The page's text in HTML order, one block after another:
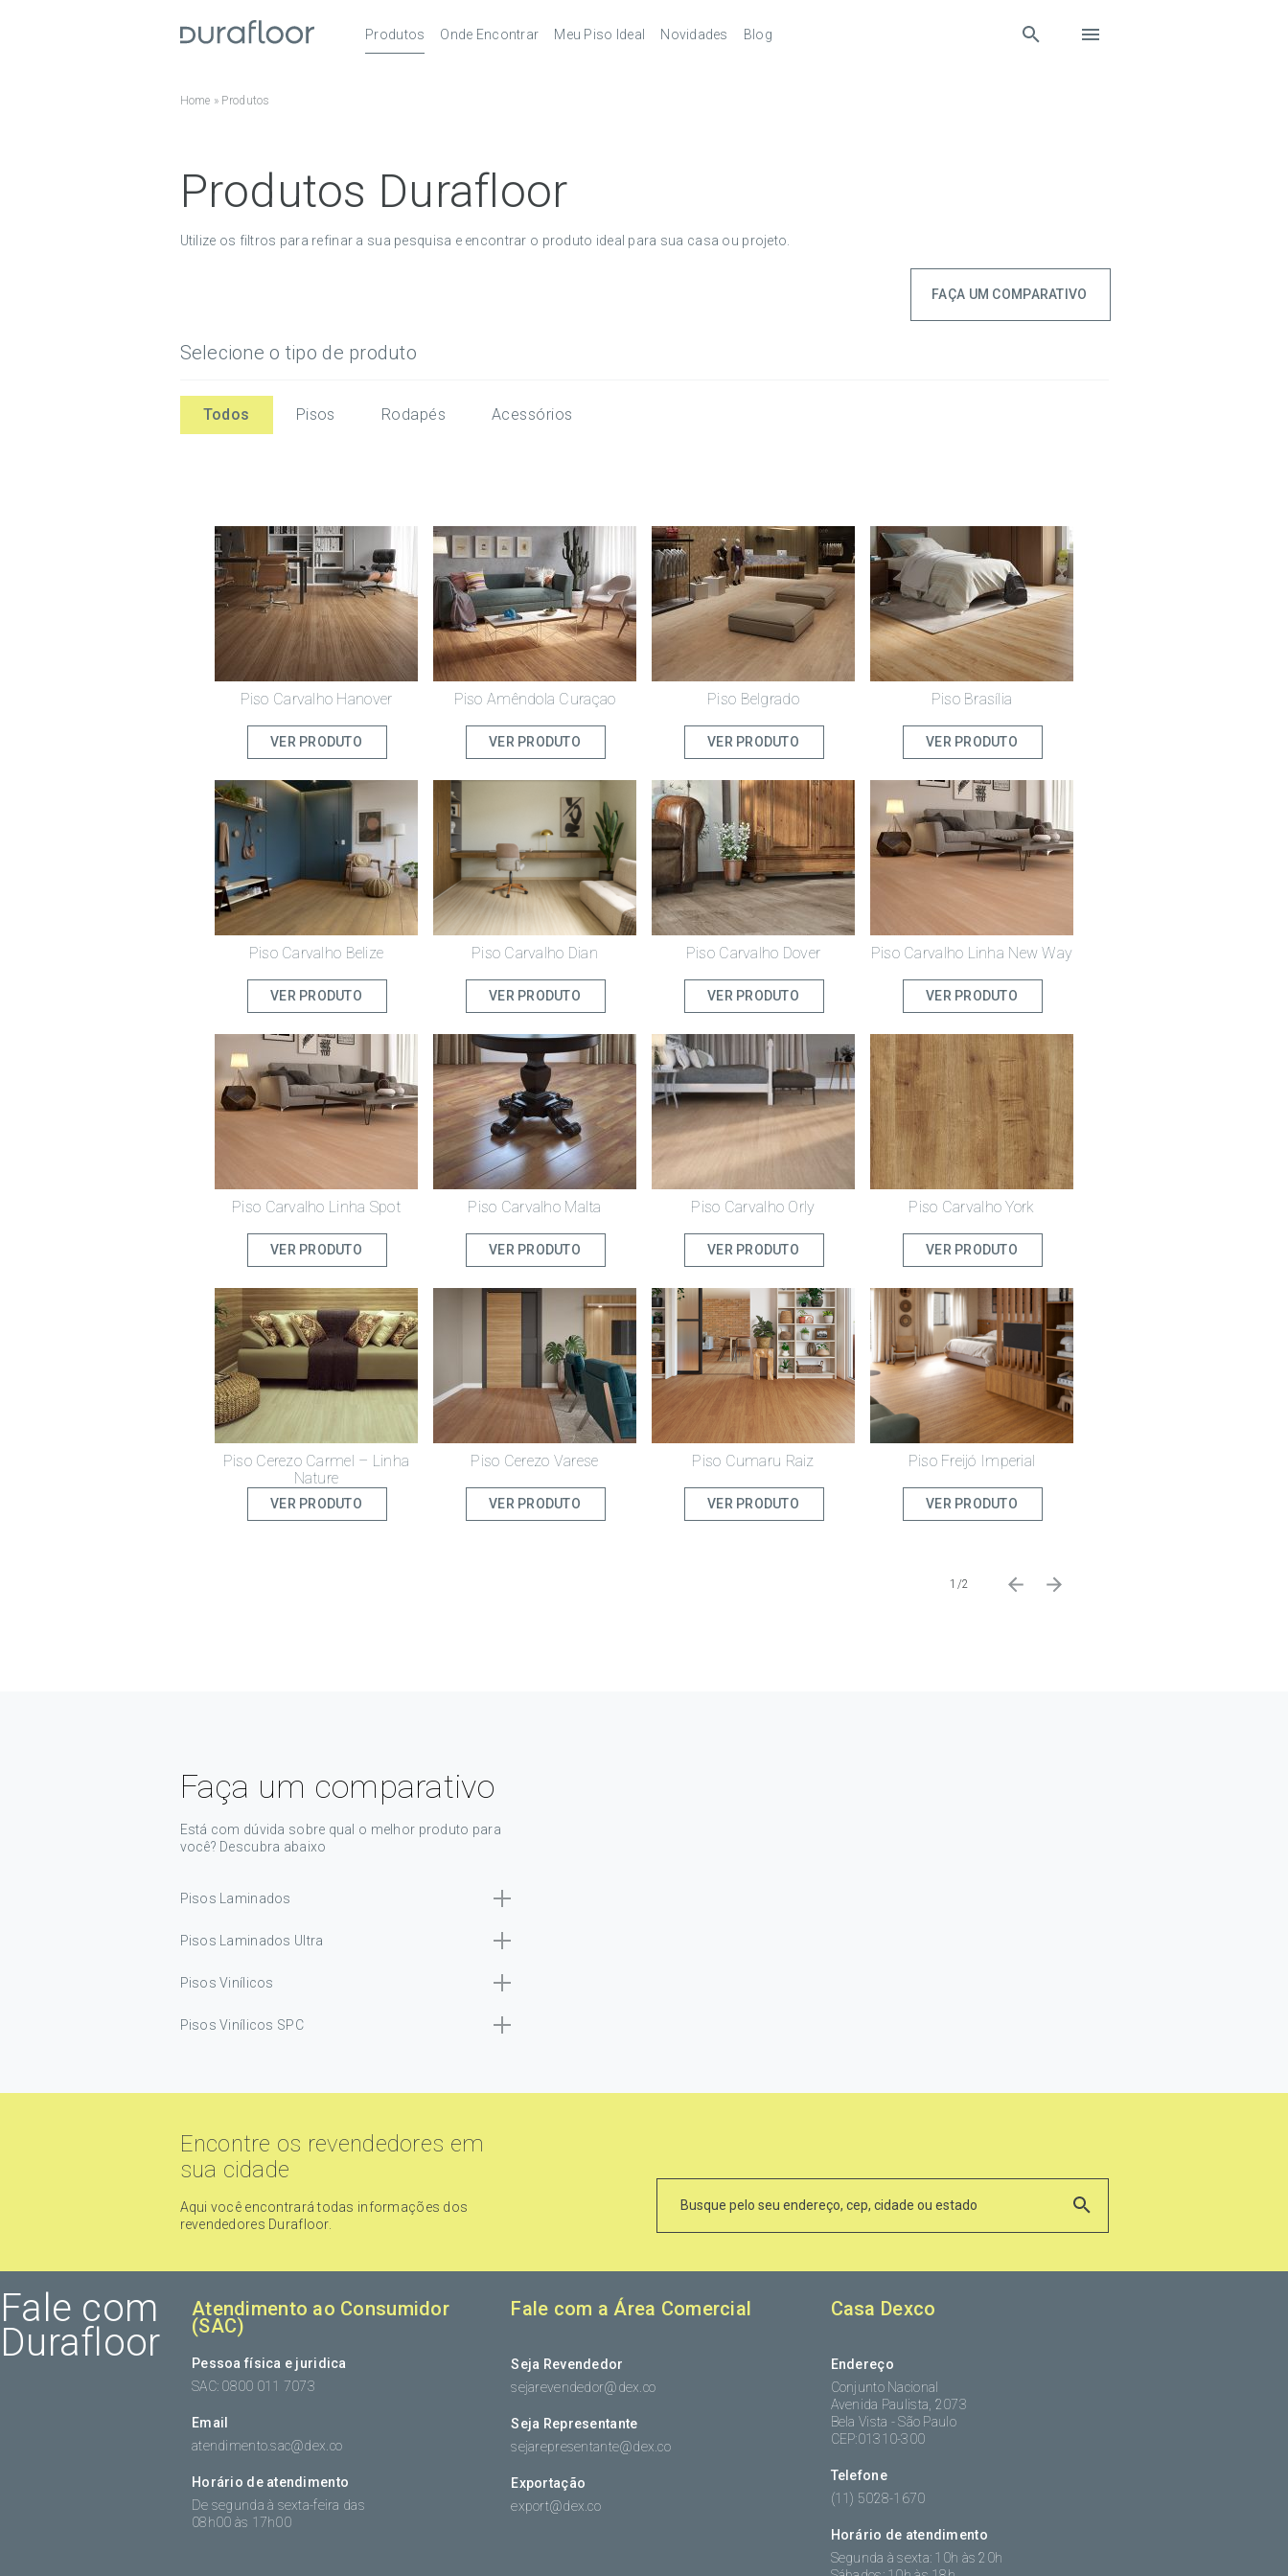
Produtos
Pisos Vinílicos SPC
Onde Encontrar
Meu Piso Ideal Novidades Blog
Home » Produtos
Produtos Durafloor
Utilize os filtros para refinar a sua pesquisa e encontrar o produto ideal para sua casa ou projeto.
FAÇA UM COMPARATIVO
Selecione o tipo de produto
Todos Pisos Rodapés Acessórios
Piso Carvalho Hanover
VER PRODUTO
Piso Amêndola Curaçao
VER PRODUTO
Piso Belgrado
VER PRODUTO
Piso Brasília
VER PRODUTO
Piso Carvalho Belize
VER PRODUTO
Piso Carvalho Dian
VER PRODUTO
Piso Carvalho Dover
VER PRODUTO
Piso Carvalho Linha New Way
VER PRODUTO
Piso Carvalho Linha Spot
VER PRODUTO
Piso Carvalho Malta
VER PRODUTO
Piso Carvalho Orly
VER PRODUTO
Piso Carvalho York
VER PRODUTO
Piso Cerezo Carmel – Linha
Nature
VER PRODUTO
Piso Cerezo Varese
VER PRODUTO
Piso Cumaru Raiz
VER PRODUTO
Piso Freijó Imperial
VER PRODUTO
1/2
Faça um comparativo
Está com dúvida sobre qual o melhor produto para
você? Descubra abaixo
Pisos Laminados
Pisos Laminados Ultra
Pisos Vinílicos
Pisos Vinílicos SPC
Encontre os revendedores em
sua cidade
Aqui você encontrará todas informações dos
revendedores Durafloor.
Fale com
Durafloor
Atendimento ao Consumidor
(SAC)
Pessoa física e juridica
SAC: 0800 011 7073
Email
atendimento.sac@dex.co
Horário de atendimento
De segunda à sexta-feira das
08h00 às 17h00
Fale com a Área Comercial
Seja Revendedor
sejarevendedor@dex.co
Seja Representante
sejarepresentante@dex.co
Exportação
export@dex.co
Casa Dexco
Endereço
Conjunto Nacional
Avenida Paulista, 2073
Bela Vista - São Paulo
CEP:01310-300
Telefone
(11) 5028-1670
Horário de atendimento
Segunda à sexta: 10h às 20h